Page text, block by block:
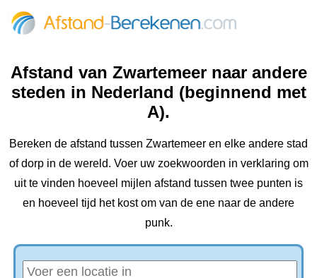
Afstand van Zwartemeer naar andere
steden in Nederland (beginnend met
A).
Bereken de afstand tussen Zwartemeer en elke andere stad
of dorp in de wereld. Voer uw zoekwoorden in verklaring om
uit te vinden hoeveel mijlen afstand tussen twee punten is
en hoeveel tijd het kost om van de ene naar de andere
punk.